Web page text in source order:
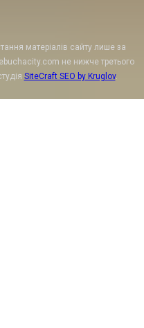
матеріалів сайту лише за
не нижче третього
SiteCraft SEO by Kruglov.